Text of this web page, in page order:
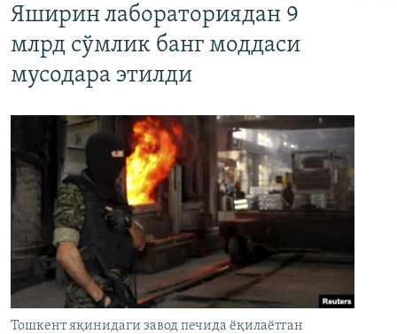
Яширин лабораториядан 9
млрд сўмлик банг моддаси
мусодара этилди
Тошкент яқинидаги завод печида ёқилаётган